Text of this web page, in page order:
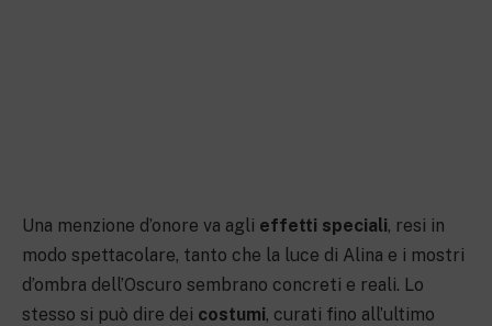
Una menzione d’onore va agli effetti speciali, resi in
modo spettacolare, tanto che la luce di Alina e i mostri
d’ombra dell’Oscuro sembrano concreti e reali. Lo
stesso si può dire dei costumi, curati fino all’ultimo